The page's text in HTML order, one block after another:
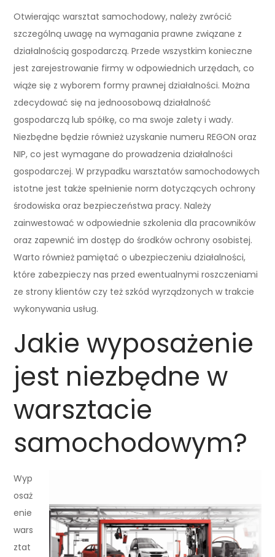
Otwierając warsztat samochodowy, należy zwrócić
szczególną uwagę na wymagania prawne związane z
działalnością gospodarczą. Przede wszystkim konieczne
jest zarejestrowanie firmy w odpowiednich urzędach, co
wiąże się z wyborem formy prawnej działalności. Można
zdecydować się na jednoosobową działalność
gospodarczą lub spółkę, co ma swoje zalety i wady.
Niezbędne będzie również uzyskanie numeru REGON oraz
NIP, co jest wymagane do prowadzenia działalności
gospodarczej. W przypadku warsztatów samochodowych
istotne jest także spełnienie norm dotyczących ochrony
środowiska oraz bezpieczeństwa pracy. Należy
zainwestować w odpowiednie szkolenia dla pracowników
oraz zapewnić im dostęp do środków ochrony osobistej.
Warto również pamiętać o ubezpieczeniu działalności,
które zabezpieczy nas przed ewentualnymi roszczeniami
ze strony klientów czy też szkód wyrządzonych w trakcie
wykonywania usług.
Jakie wyposażenie
jest niezbędne w
warsztacie
samochodowym?
Wyp
osaż
enie
wars
ztat